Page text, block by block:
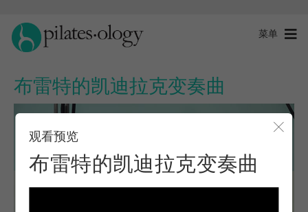
菜单
布雷特的凯迪拉克变奏曲
观看预览
布雷特的凯迪拉克变奏曲